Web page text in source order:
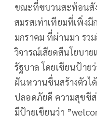
ขณะที่ขบวนสะท้อนสั
สมรสเท่าเทียมที่เพิ่ง
มกราคม ที่ผ่านมา รว
วิจารณ์เสียดสีนโยบาย
รัฐบาล โดยเขียนป้าย
ฝันหวานชื่นสร้างตัวไ
ปลอดภัยดี ความสุขขี
มีป้ายเขียนว่า